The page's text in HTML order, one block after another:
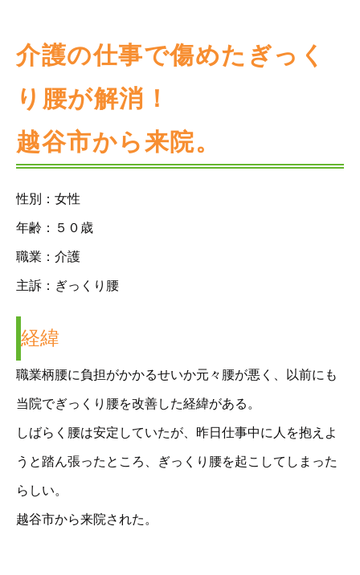
介護の仕事で傷めたぎっく
り腰が解消！
越谷市から来院。
性別：女性
年齢：５０歳
職業：介護
主訴：ぎっくり腰
経緯
職業柄腰に負担がかかるせいか元々腰が悪く、以前にも
当院でぎっくり腰を改善した経緯がある。
しばらく腰は安定していたが、昨日仕事中に人を抱えよ
うと踏ん張ったところ、ぎっくり腰を起こしてしまった
らしい。
越谷市から来院された。